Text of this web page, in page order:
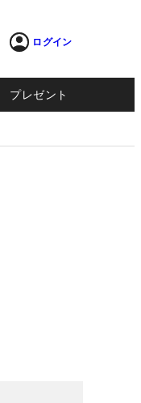
ログイン
プレゼント